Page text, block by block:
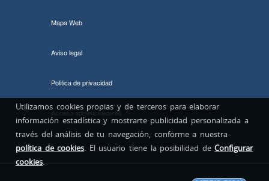
Mapa Web
Aviso legal
Politica de privacidad
Acceso administradores
Utilizamos cookies propias y de terceros para elaborar
información estadística y mostrarte publicidad personalizada a
través del análisis de tu navegación, conforme a nuestra
política de cookies. El usuario tiene la posibilidad deConfigurar
cookies.